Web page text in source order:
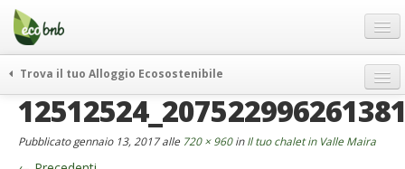
Menu
Salta
contenuto
Offerte Speciali
Regali
FAQ
Trova il tuo Alloggio Ecosostenibile
weekend green
Pubblicatogennaio 13, 2017alle 720 × 960inIl tuo chalet in Valle Maira